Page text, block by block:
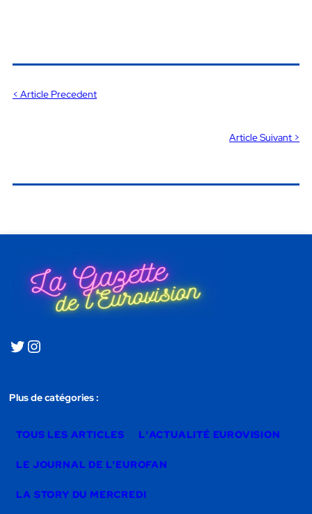
< Article Precedent
Article Suivant >
Plus de catégories :
TOUS LES ARTICLES L'ACTUALITÉ EUROVISION
LE JOURNAL DE L'EUROFAN
LA STORY DU MERCREDI